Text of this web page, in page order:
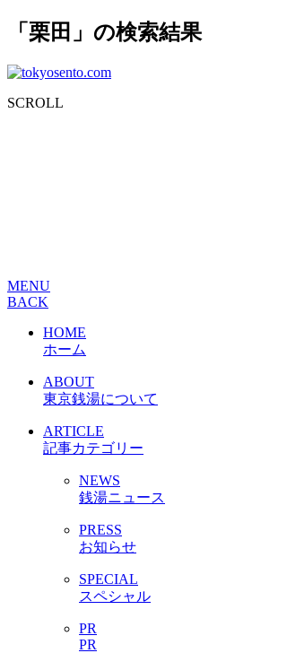
「栗田」の検索結果
SCROLL
MENU
BACK
HOME
ホーム
ABOUT
東京銭湯について
ARTICLE
記事カテゴリー
NEWS
銭湯ニュース
PRESS
お知らせ
SPECIAL
スペシャル
PR
PR